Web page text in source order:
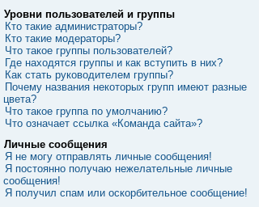
Уровни пользователей и группы
Кто такие администраторы?
Кто такие модераторы?
Что такое группы пользователей?
Где находятся группы и как вступить в них?
Как стать руководителем группы?
Почему названия некоторых групп имеют разные
цвета?
Что такое группа по умолчанию?
Что означает ссылка «Команда сайта»?
Личные сообщения
Я не могу отправлять личные сообщения!
Я постоянно получаю нежелательные личные
сообщения!
Я получил спам или оскорбительное сообщение!